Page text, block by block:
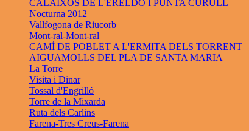
CALAIXOS DE L'ERELDO I PUNTA CURULL
Nocturna 2012
Vallfogona de Riucorb
Mont-ral-Mont-ral
CAMÍ DE POBLET A L'ERMITA DELS TORRENT
AIGUAMOLLS DEL PLA DE SANTA MARIA
La Torre
Visita i Dinar
Tossal d'Engrilló
Torre de la Mixarda
Ruta dels Carlins
Farena-Tres Creus-Farena